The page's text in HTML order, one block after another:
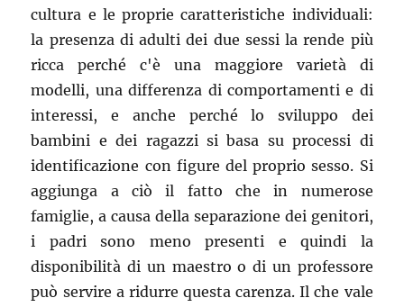
cultura e le proprie caratteristiche individuali:
la presenza di adulti dei due sessi la rende più
ricca perché c'è una maggiore varietà di
modelli, una differenza di comportamenti e di
interessi, e anche perché lo sviluppo dei
bambini e dei ragazzi si basa su processi di
identificazione con figure del proprio sesso. Si
aggiunga a ciò il fatto che in numerose
famiglie, a causa della separazione dei genitori,
i padri sono meno presenti e quindi la
disponibilità di un maestro o di un professore
può servire a ridurre questa carenza. Il che vale